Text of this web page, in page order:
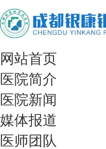
网站首页
医院简介
医院新闻
媒体报道
医师团队